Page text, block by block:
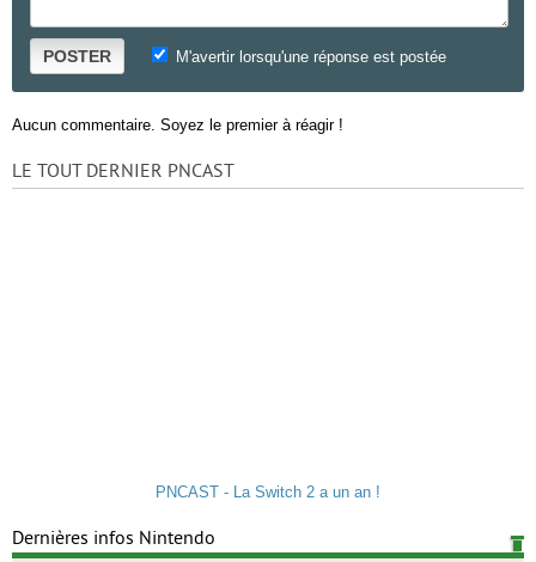
POSTER M'avertir lorsqu'une réponse est postée
Aucun commentaire. Soyez le premier à réagir !
LE TOUT DERNIER PNCAST
PNCAST - La Switch 2 a un an !
Dernières infos Nintendo